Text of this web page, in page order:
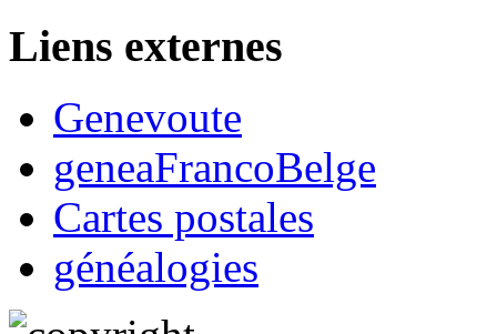
Liens externes
Genevoute
geneaFrancoBelge
Cartes postales
généalogies